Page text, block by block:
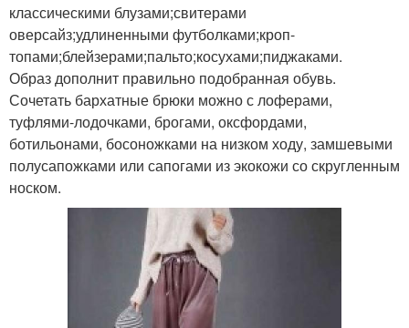
классическими блузами;свитерами
оверсайз;удлиненными футболками;кроп-
топами;блейзерами;пальто;косухами;пиджаками.
Образ дополнит правильно подобранная обувь.
Сочетать бархатные брюки можно с лоферами,
туфлями-лодочками, брогами, оксфордами,
ботильонами, босоножками на низком ходу, замшевыми
полусапожками или сапогами из экокожи со скругленным
носком.